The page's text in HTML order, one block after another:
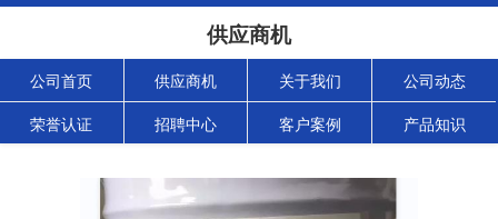
供应商机
公司首页 供应商机 关于我们 公司动态
荣誉认证 招聘中心 客户案例 产品知识